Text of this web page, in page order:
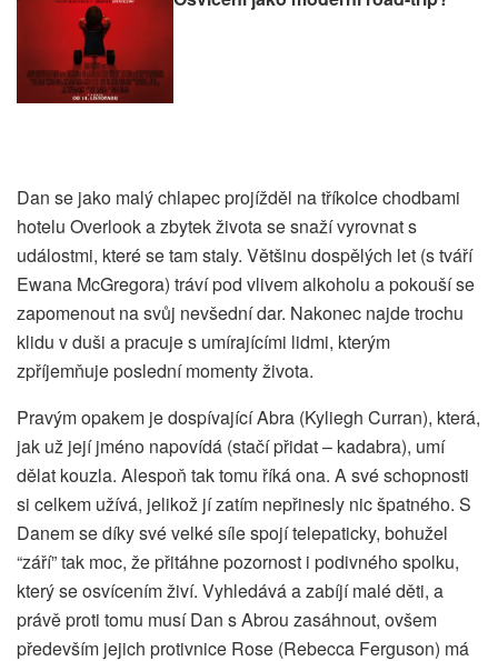
Dan se jako malý chlapec projížděl na tříkolce chodbami
hotelu Overlook a zbytek života se snaží vyrovnat s
událostmi, které se tam staly. Většinu dospělých let (s tváří
Ewana McGregora) tráví pod vlivem alkoholu a pokouší se
zapomenout na svůj nevšední dar. Nakonec najde trochu
klidu v duši a pracuje s umírajícími lidmi, kterým
zpříjemňuje poslední momenty života.
Pravým opakem je dospívající Abra (Kyliegh Curran), která,
jak už její jméno napovídá (stačí přidat – kadabra), umí
dělat kouzla. Alespoň tak tomu říká ona. A své schopnosti
si celkem užívá, jelikož jí zatím nepřinesly nic špatného. S
Danem se díky své velké síle spojí telepaticky, bohužel
“září” tak moc, že přitáhne pozornost i podivného spolku,
který se osvícením živí. Vyhledává a zabíjí malé děti, a
právě proti tomu musí Dan s Abrou zasáhnout, ovšem
především jejich protivnice Rose (Rebecca Ferguson) má